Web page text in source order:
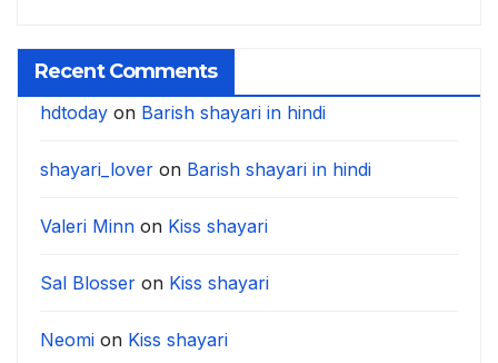
Recent Comments
hdtoday on Barish shayari in hindi
shayari_lover on Barish shayari in hindi
Valeri Minn on Kiss shayari
Sal Blosser on Kiss shayari
Neomi on Kiss shayari